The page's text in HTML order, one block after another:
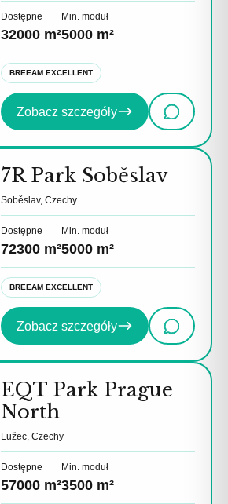
Dostępne
32000 m²
Min. moduł
5000 m²
BREEAM EXCELLENT
Zobacz szczegóły
7R Park Soběslav
Soběslav, Czechy
Dostępne
72300 m²
Min. moduł
5000 m²
BREEAM EXCELLENT
Zobacz szczegóły
EQT Park Prague
North
Lužec, Czechy
Dostępne
57000 m²
Min. moduł
3500 m²